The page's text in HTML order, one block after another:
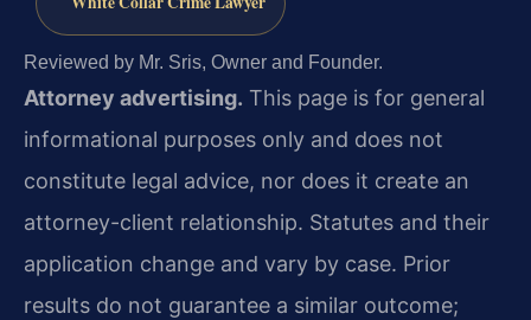
Reviewed by Mr. Sris, Owner and Founder.
Attorney advertising. This page is for general
informational purposes only and does not
constitute legal advice, nor does it create an
attorney-client relationship. Statutes and their
application change and vary by case. Prior
results do not guarantee a similar outcome;